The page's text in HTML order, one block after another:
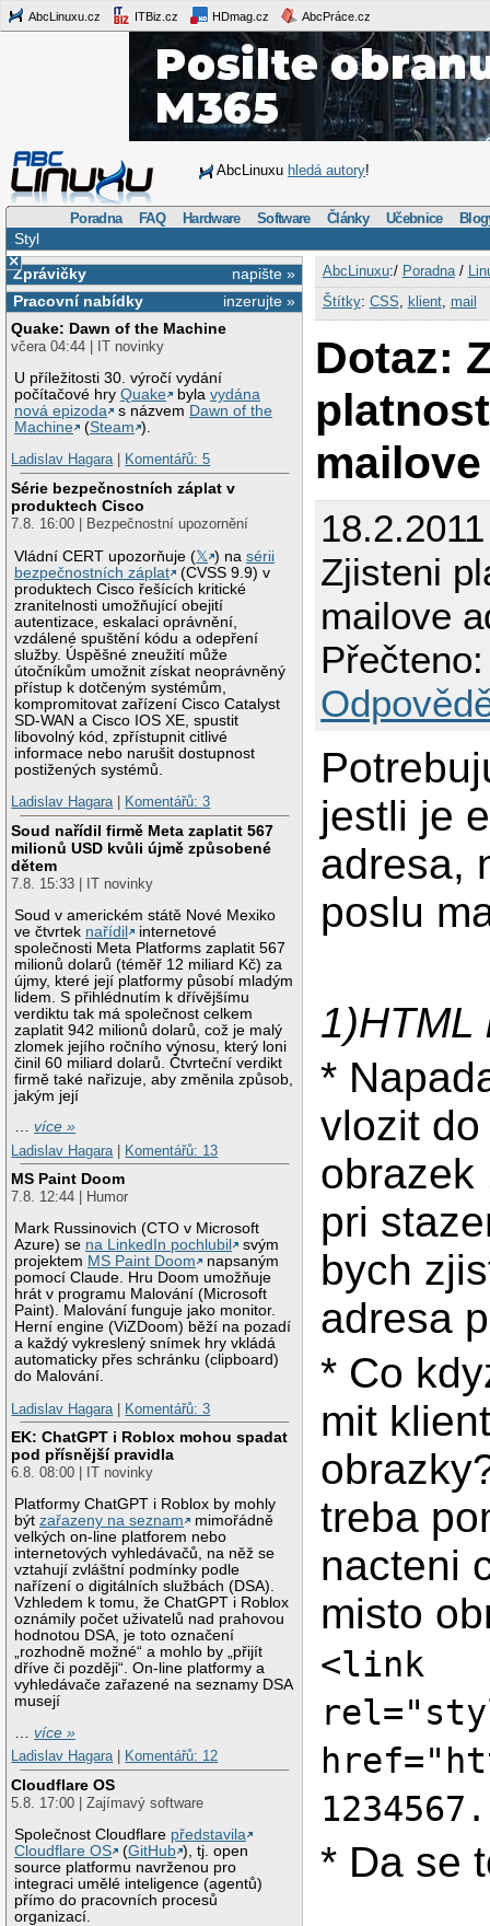
AbcLinuxu.cz ITBiz.cz HDmag.cz AbcPráce.cz
AbcLinuxu hledá autory!
Poradna FAQ Hardware Software Články Učebnice
Styl
×
napište »
Zprávičky
inzerujte »
Pracovní nabídky
Quake: Dawn of the Machine
včera 04:44 | IT novinky
U příležitosti 30. výročí vydání
počítačové hryQuake bylavydána
nová epizoda
s názvem Dawn of the
Machine
(Steam ).
Ladislav Hagara| Komentářů: 5
Série bezpečnostních záplat v
produktech Cisco
7.8. 16:00 | Bezpečnostní upozornění
Vládní CERT upozorňuje (𝕏 ) nasérii
bezpečnostních záplat
(CVSS 9.9) v
produktech Cisco řešících kritické
zranitelnosti umožňující obejití
autentizace, eskalaci oprávnění,
vzdálené spuštění kódu a odepření
služby. Úspěšné zneužití může
útočníkům umožnit získat neoprávněný
přístup k dotčeným systémům,
kompromitovat zařízení Cisco Catalyst
SD-WAN a Cisco IOS XE, spustit
libovolný kód, zpřístupnit citlivé
informace nebo narušit dostupnost
postižených systémů.
Ladislav Hagara| Komentářů: 3
Soud nařídil firmě Meta zaplatit 567
milionů USD kvůli újmě způsobené
dětem
7.8. 15:33 | IT novinky
Soud v americkém státě Nové Mexiko
ve čtvrtek nařídil
internetové
společnosti Meta Platforms zaplatit 567
milionů dolarů (téměř 12 miliard Kč) za
újmy, které její platformy působí mladým
lidem. S přihlédnutím k dřívějšímu
verdiktu tak má společnost celkem
zaplatit 942 milionů dolarů, což je malý
zlomek jejího ročního výnosu, který loni
činil 60 miliard dolarů. Čtvrteční verdikt
firmě také nařizuje, aby změnila způsob,
jakým její
…více »
Ladislav Hagara
Komentářů: 13
MS Paint Doom
7.8. 12:44 | Humor
Mark Russinovich (CTO v Microsoft
Azure) se na LinkedIn pochlubil
svým
projektem MS Paint Doom
napsaným
pomocí Claude. Hru Doom umožňuje
hrát v programu Malování (Microsoft
Paint). Malování funguje jako monitor.
Herní engine (ViZDoom) běží na pozadí
a každý vykreslený snímek hry vkládá
automaticky přes schránku (clipboard)
do Malování.
Ladislav Hagara
Komentářů: 3
EK: ChatGPT i Roblox mohou spadat
pod přísnější pravidla
6.8. 08:00 | IT novinky
Platformy ChatGPT i Roblox by mohly
býtzařazeny na seznam
mimořádně
velkých on-line platforem nebo
internetových vyhledávačů, na něž se
vztahují zvláštní podmínky podle
nařízení o digitálních službách (DSA).
Vzhledem k tomu, že ChatGPT i Roblox
oznámily počet uživatelů nad prahovou
hodnotou DSA, je toto označení
„rozhodně možné“ a mohlo by „přijít
dříve či později“. On-line platformy a
vyhledávače zařazené na seznamy DSA
musejí
…více »
Ladislav Hagara| Komentářů: 12
Cloudflare OS
5.8. 17:00 | Zajímavý software
Společnost Cloudflare představila
Cloudflare OS
(GitHub ), tj. open
source platformu navrženou pro
integraci umělé inteligence (agentů)
přímo do pracovních procesů
organizací.
AbcLinuxu:/ Poradna/
Štítky: CSS klient, mail
Dotaz:
Zjisteni
mailove
jestli je
adresa,
poslu
1)HTML
*
vlozit
obrazek
pri
bych
adresa
* Co
mit
treba
nacteni
misto
<link
* Da se